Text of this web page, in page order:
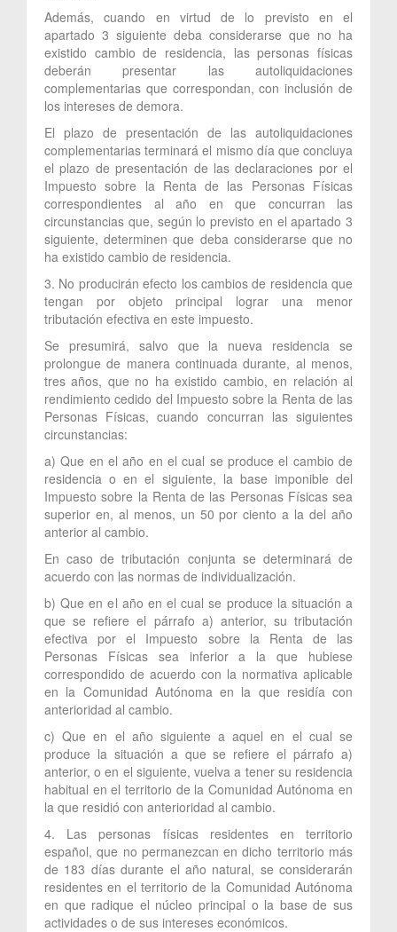
Además, cuando en virtud de lo previsto en el
apartado 3 siguiente deba considerarse que no ha
existido cambio de residencia, las personas físicas
deberán presentar las autoliquidaciones
complementarias que correspondan, con inclusión de
los intereses de demora.
El plazo de presentación de las autoliquidaciones
complementarias terminará el mismo día que concluya
el plazo de presentación de las declaraciones por el
Impuesto sobre la Renta de las Personas Físicas
correspondientes al año en que concurran las
circunstancias que, según lo previsto en el apartado 3
siguiente, determinen que deba considerarse que no
ha existido cambio de residencia.
3. No producirán efecto los cambios de residencia que
tengan por objeto principal lograr una menor
tributación efectiva en este impuesto.
Se presumirá, salvo que la nueva residencia se
prolongue de manera continuada durante, al menos,
tres años, que no ha existido cambio, en relación al
rendimiento cedido del Impuesto sobre la Renta de las
Personas Físicas, cuando concurran las siguientes
circunstancias:
a) Que en el año en el cual se produce el cambio de
residencia o en el siguiente, la base imponible del
Impuesto sobre la Renta de las Personas Físicas sea
superior en, al menos, un 50 por ciento a la del año
anterior al cambio.
En caso de tributación conjunta se determinará de
acuerdo con las normas de individualización.
b) Que en el año en el cual se produce la situación a
que se refiere el párrafo a) anterior, su tributación
efectiva por el Impuesto sobre la Renta de las
Personas Físicas sea inferior a la que hubiese
correspondido de acuerdo con la normativa aplicable
en la Comunidad Autónoma en la que residía con
anterioridad al cambio.
c) Que en el año siguiente a aquel en el cual se
produce la situación a que se refiere el párrafo a)
anterior, o en el siguiente, vuelva a tener su residencia
habitual en el territorio de la Comunidad Autónoma en
la que residió con anterioridad al cambio.
4. Las personas físicas residentes en territorio
español, que no permanezcan en dicho territorio más
de 183 días durante el año natural, se considerarán
residentes en el territorio de la Comunidad Autónoma
en que radique el núcleo principal o la base de sus
actividades o de sus intereses económicos.